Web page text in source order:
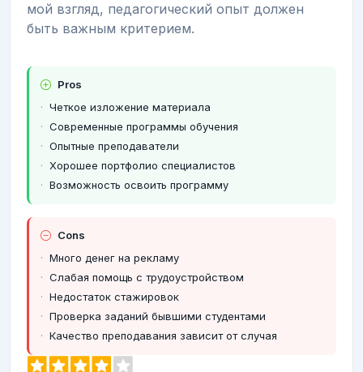
мой взгляд, педагогический опыт должен
быть важным критерием.
Pros
Четкое изложение материала
Современные программы обучения
Опытные преподаватели
Хорошее портфолио специалистов
Возможность освоить программу
Cons
Много денег на рекламу
Слабая помощь с трудоустройством
Недостаток стажировок
Проверка заданий бывшими студентами
Качество преподавания зависит от случая